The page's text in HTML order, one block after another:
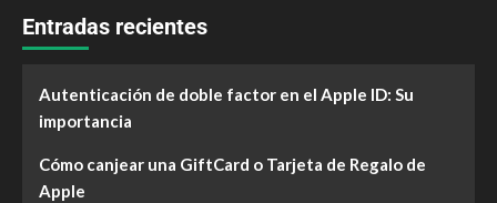
Entradas recientes
Autenticación de doble factor en el Apple ID: Su
importancia
Cómo canjear una GiftCard o Tarjeta de Regalo de
Apple